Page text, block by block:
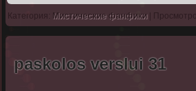
Категория: Мистические фанфики|
paskolos verslui 31